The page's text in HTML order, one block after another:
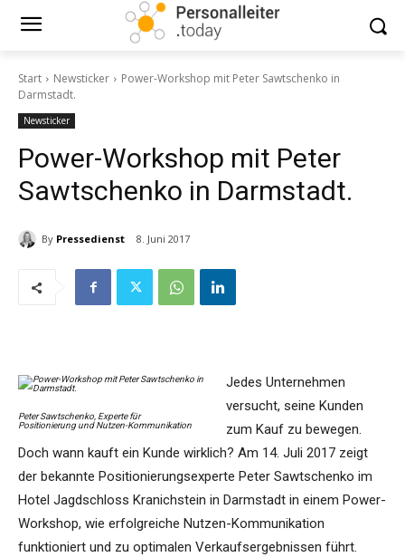
Start Newsticker
Power-Workshop mit Peter Sawtschenko in
Darmstadt.
Newsticker
Power-Workshop mit Peter
Sawtschenko in Darmstadt.
By Pressedienst 8. Juni 2017
Peter Sawtschenko, Experte für
Positionierung und Nutzen-Kommunikation
Jedes Unternehmen
versucht, seine Kunden
zum Kauf zu bewegen.
Doch wann kauft ein Kunde wirklich? Am 14. Juli 2017 zeigt
der bekannte Positionierungsexperte Peter Sawtschenko im
Hotel Jagdschloss Kranichstein in Darmstadt in einem Power-
Workshop, wie erfolgreiche Nutzen-Kommunikation
funktioniert und zu optimalen Verkaufsergebnissen führt.